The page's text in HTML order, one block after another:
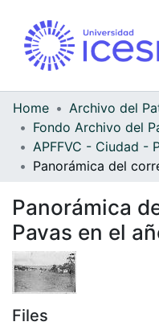
Home
Panorámica
Pavas en el
Files